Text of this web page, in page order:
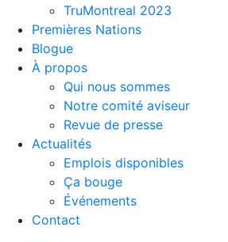
TruMontreal 2023
Premières Nations
Blogue
À propos
Qui nous sommes
Notre comité aviseur
Revue de presse
Actualités
Emplois disponibles
Ça bouge
Événements
Contact